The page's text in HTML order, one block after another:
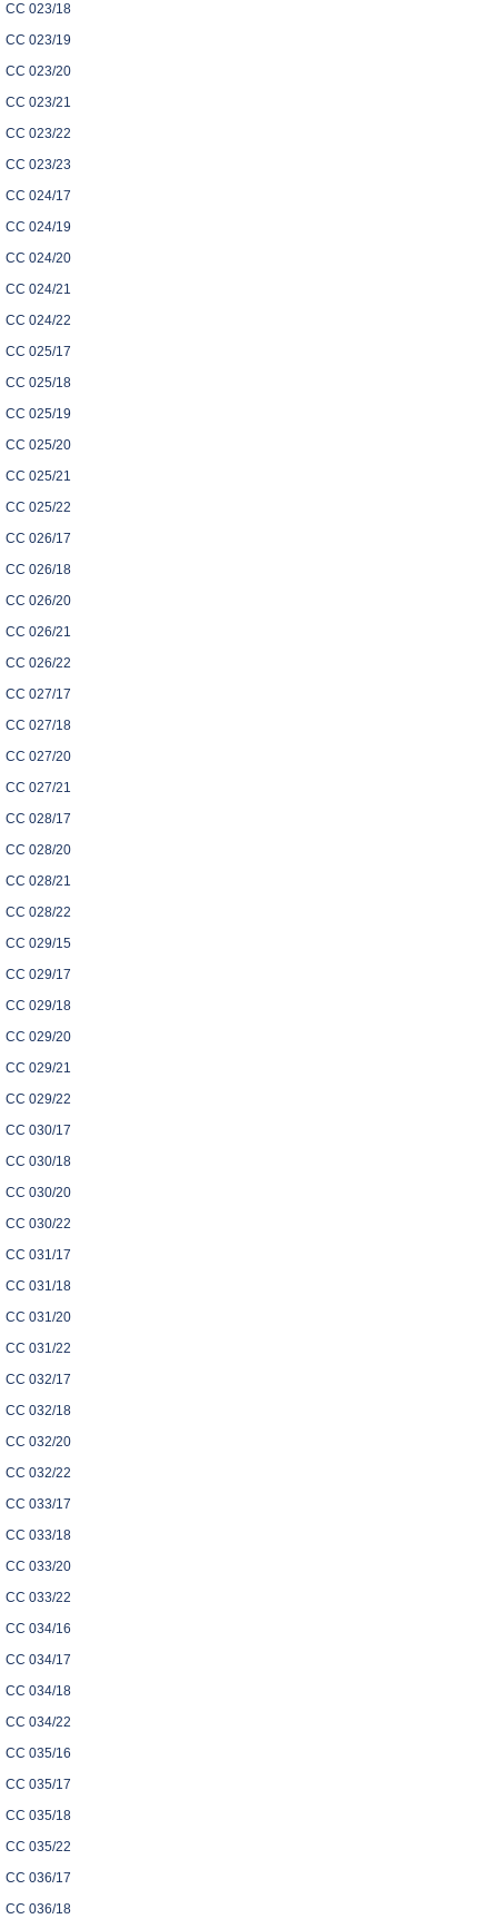
CC 023/18
CC 023/19
CC 023/20
CC 023/21
CC 023/22
CC 023/23
CC 024/17
CC 024/19
CC 024/20
CC 024/21
CC 024/22
CC 025/17
CC 025/18
CC 025/19
CC 025/20
CC 025/21
CC 025/22
CC 026/17
CC 026/18
CC 026/20
CC 026/21
CC 026/22
CC 027/17
CC 027/18
CC 027/20
CC 027/21
CC 028/17
CC 028/20
CC 028/21
CC 028/22
CC 029/15
CC 029/17
CC 029/18
CC 029/20
CC 029/21
CC 029/22
CC 030/17
CC 030/18
CC 030/20
CC 030/22
CC 031/17
CC 031/18
CC 031/20
CC 031/22
CC 032/17
CC 032/18
CC 032/20
CC 032/22
CC 033/17
CC 033/18
CC 033/20
CC 033/22
CC 034/16
CC 034/17
CC 034/18
CC 034/22
CC 035/16
CC 035/17
CC 035/18
CC 035/22
CC 036/17
CC 036/18